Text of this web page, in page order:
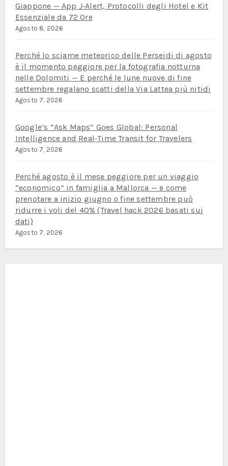
Giappone — App J‑Alert, Protocolli degli Hotel e Kit
Essenziale da 72 Ore
Agosto 8, 2026
Perché lo sciame meteorico delle Perseidi di agosto
è il momento peggiore per la fotografia notturna
nelle Dolomiti — E perché le lune nuove di fine
settembre regalano scatti della Via Lattea più nitidi
Agosto 7, 2026
Google’s “Ask Maps” Goes Global: Personal
Intelligence and Real‑Time Transit for Travelers
Agosto 7, 2026
Perché agosto è il mese peggiore per un viaggio
“economico” in famiglia a Mallorca — e come
prenotare a inizio giugno o fine settembre può
ridurre i voli del 40% (Travel hack 2026 basati sui
dati)
Agosto 7, 2026